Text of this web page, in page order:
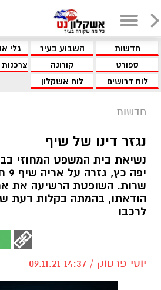
חדשות השבוע בעיר גלי
ספורט
קורונה צרכנות
לוח דרושים
לוח אשקלון
חדשות
נגזר דינו של שיף
נשיאת בית המשפט המחוזי
שרות. השופטת הרשיעה את
הודאתו, בהמתה בקלות דעת
לרכבו
יוסי פרטוק / 14:37 09.11.21